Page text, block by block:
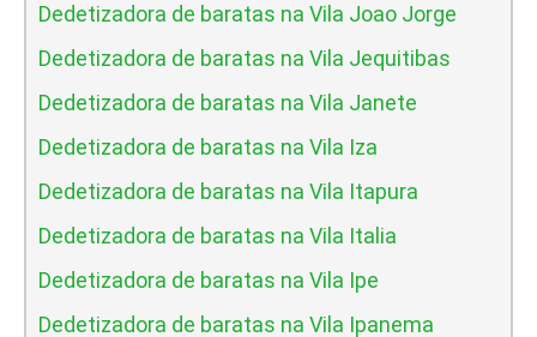
Dedetizadora de baratas na Vila Joao Jorge
Dedetizadora de baratas na Vila Jequitibas
Dedetizadora de baratas na Vila Janete
Dedetizadora de baratas na Vila Iza
Dedetizadora de baratas na Vila Itapura
Dedetizadora de baratas na Vila Italia
Dedetizadora de baratas na Vila Ipe
Dedetizadora de baratas na Vila Ipanema